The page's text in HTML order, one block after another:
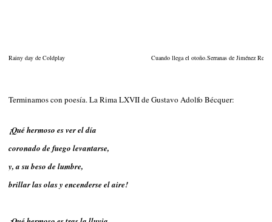
Rainy day de Coldplay Cuando llega el otoño. Serranas de Jiménez
Terminamos con poesía. La Rima LXVII de Gustavo Adolfo Bécquer:
¡Qué hermoso es ver el día
coronado de fuego levantarse,
y, a su beso de lumbre,
brillar las olas y encenderse el aire!